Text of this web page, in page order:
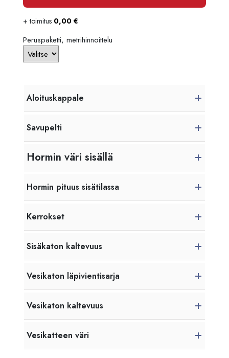
+ toimitus 0,00 €
Peruspaketti, metrihinnoittelu
Aloituskappale
Savupelti
Hormin väri sisällä
Hormin pituus sisätilassa
Kerrokset
Sisäkaton kaltevuus
Vesikaton läpivientisarja
Vesikaton kaltevuus
Vesikatteen väri